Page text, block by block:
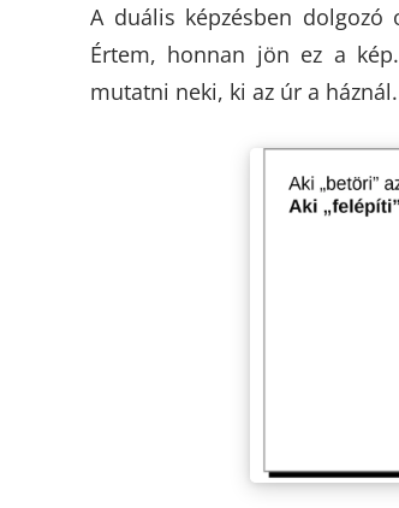
A duális képzésben
Értem, honnan jön ez a
mutatni neki, ki az úr a